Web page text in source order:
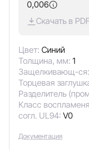
0,006
Скачать в
Цвет: Синий
Толщина, мм: 1
Защелкивающ-ся:
Торцевая
Разделитель
Класс
согл. UL94: V0
Документация